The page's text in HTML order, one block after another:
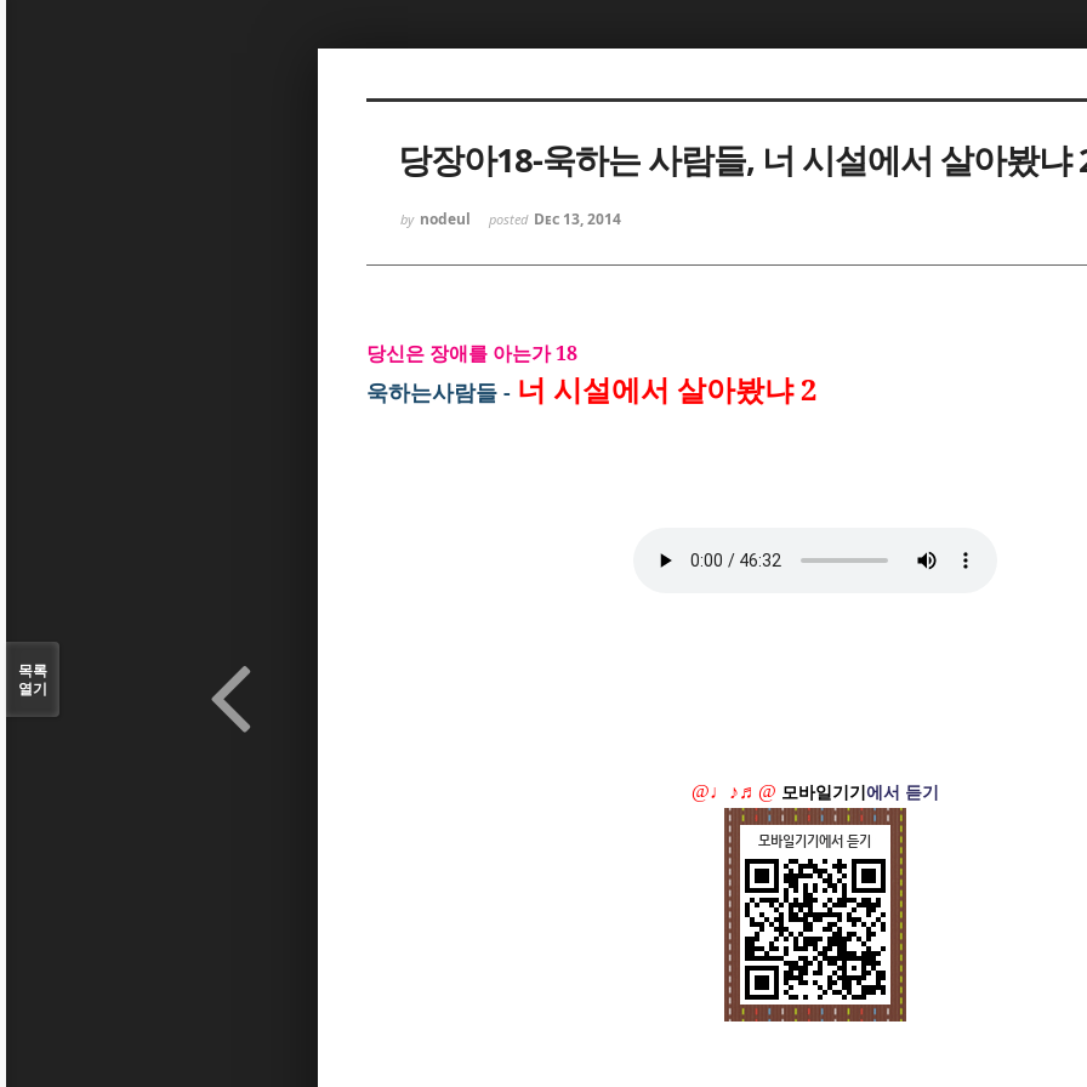
당장아18-욱하는 사람들, 너 시설에서 살아봤냐
by nodeul posted Dec 13, 2014
당신은 장애를 아는가 18
욱하는사람들 - 너 시설에서 살아봤냐 2
@♩♪♬@ 모바일기기 에서 듣기
목록
열기
Sketchbook5, 스케치북5
Sketchbook5, 스케치북5